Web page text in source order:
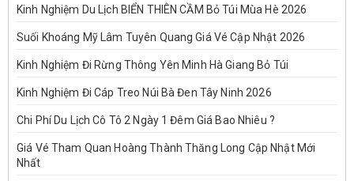
Kinh Nghiệm Du Lịch BIỂN THIÊN CẦM Bỏ Túi Mùa Hè 2026
Suối Khoáng Mỹ Lâm Tuyên Quang Giá Vé Cập Nhật 2026
Kinh Nghiệm Đi Rừng Thông Yên Minh Hà Giang Bỏ Túi
Kinh Nghiệm Đi Cáp Treo Núi Bà Đen Tây Ninh 2026
Chi Phí Du Lịch Cô Tô 2 Ngày 1 Đêm Giá Bao Nhiêu ?
Giá Vé Tham Quan Hoàng Thành Thăng Long Cập Nhật Mới
Nhất